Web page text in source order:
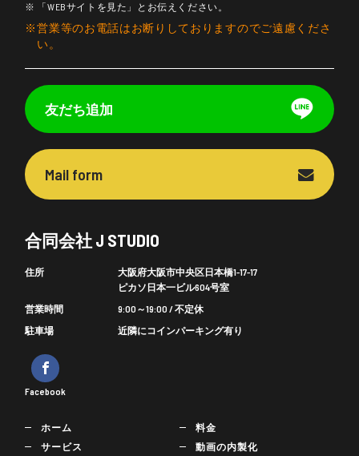
「WEBサイトを見た」とお伝えください。
営業等のお電話はお断りしておりますのでご遠慮くださ
い。
友だち追加
Mail form
合同会社 J STUDIO
住所
大阪府大阪市中央区日本橋1-17-17
ピカソ日本一ビル604号室
営業時間
9:00～19:00 / 不定休
駐車場
近隣にコインパーキング有り
Facebook
ホーム
サービス
料金
動画の内製化